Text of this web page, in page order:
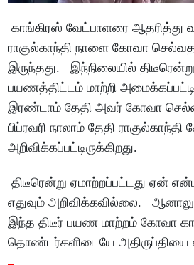
காங்கிரஸ் வேட்பாளரை ஆதரித்து
ராகுல்காந்தி நாளை கோவா
இருந்தது. இந்நிலையில்
பயணத்திட்டம் மாற்றி
இரண்டாம் தேதி அவர் கோவா
பிப்ரவரி நாலாம் தேதி
அறிவிக்கப்பட்டிருக்கிறது.
திடீரென்று ஏமாற்றப்பட்டது ஏன்
எதுவும் அறிவிக்கவில்லை.
இந்த திடீர் பயண மாற்றம் கோவா
தொண்டர்களிடையே அதிருப்தியை